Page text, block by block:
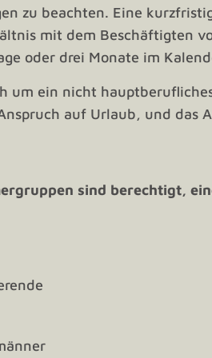
zu beachten. Eine
mit dem Beschäftigten
oder drei Monate im
um ein nicht
auf Urlaub, und das
sind berechtigt,